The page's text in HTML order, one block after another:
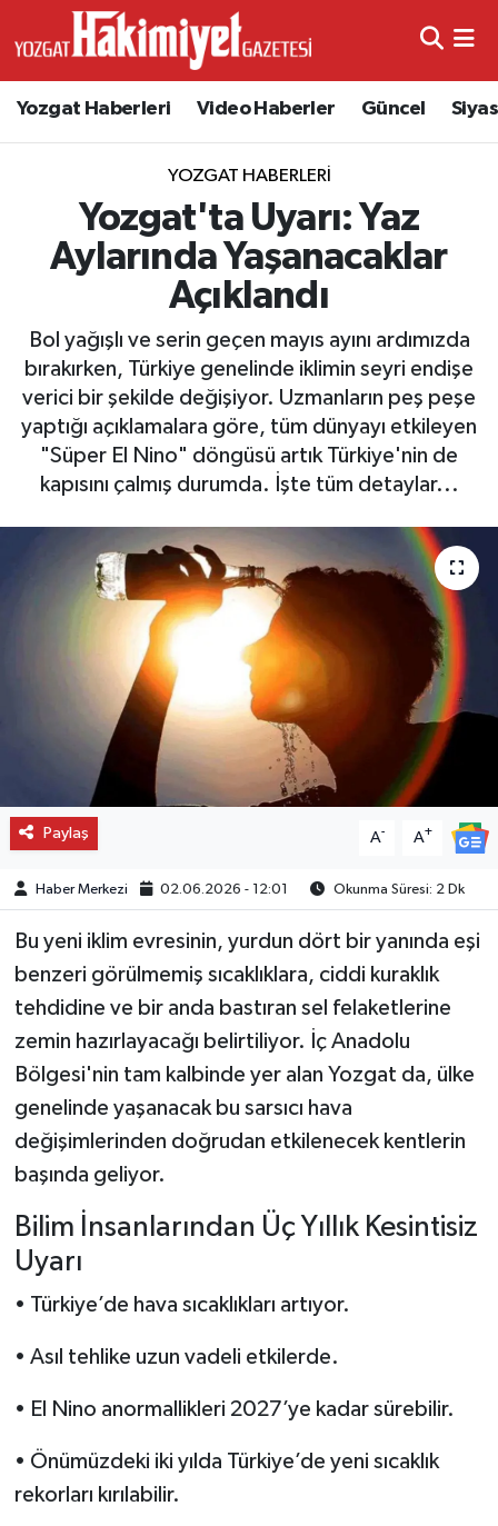
Yozgat Haberleri Video Haberler Güncel
YOZGAT HABERLERI
Yozgat'ta Uyarı: Yaz
Aylarında Yaşanacaklar
Açıklandı
Bol yağışlı ve serin geçen mayıs ayını ardımızda
bırakırken, Türkiye genelinde iklimin seyri endişe
verici bir şekilde değişiyor. Uzmanların peş peşe
yaptığı açıklamalara göre, tüm dünyayı etkileyen
"Süper El Nino" döngüsü artık Türkiye'nin de
kapısını çalmış durumda. İşte tüm detaylar...
Paylaş A- A+
Haber Merkezi 02.06.2026 - 12:01 Okunma Süresi: 2 Dk
Bu yeni iklim evresinin, yurdun dört bir yanında eşi
benzeri görülmemiş sıcaklıklara, ciddi kuraklık
tehdidine ve bir anda bastıran sel felaketlerine
zemin hazırlayacağı belirtiliyor. İç Anadolu
Bölgesi'nin tam kalbinde yer alan Yozgat da, ülke
genelinde yaşanacak bu sarsıcı hava
değişimlerinden doğrudan etkilenecek kentlerin
başında geliyor.
Bilim İnsanlarından Üç Yıllık Kesintisiz
Uyarı
• Türkiye’de hava sıcaklıkları artıyor.
• Asıl tehlike uzun vadeli etkilerde.
• El Nino anormallikleri 2027’ye kadar sürebilir.
• Önümüzdeki iki yılda Türkiye’de yeni sıcaklık
rekorları kırılabilir.